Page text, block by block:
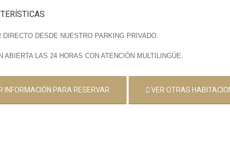
DIRECTO DESDE NUESTRO PARKING PRIVADO.
ABIERTA LAS 24 HORAS CON ATENCIÓN MULTILINGÜE.
INFORMACIÓN PARA RESERVAR VER OTRAS